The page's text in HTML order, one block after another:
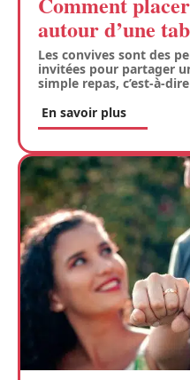
autour d’une
Les convives sont des
invitées pour partager
simple repas, c’est-à-
En savoir plus